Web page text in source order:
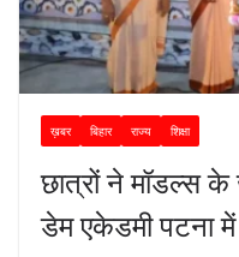
ख़बर बिहार राज्य शिक्षा
छात्रों ने मॉडल्स
डेम एकेडमी पटना में